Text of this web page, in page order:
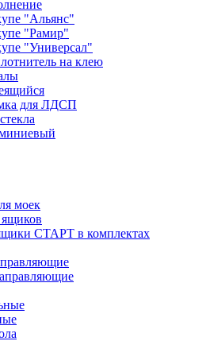
"Альянс"
"Рамир"
"Универсал"
на клею
для ЛДСП
моек
СТАРТ в комплектах